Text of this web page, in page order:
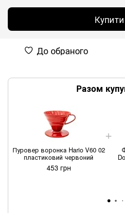
Купити
До обраного
Разом
Пуровер воронка Hario V60 02
пластиковий червоний
453 грн